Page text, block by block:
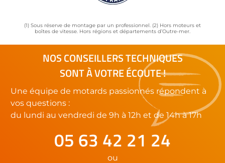
(1) Sous réserve de montage par un professionnel. (2) Hors moteurs et
boîtes de vitesse. Hors régions et départements d’Outre-mer.
NOS CONSEILLERS TECHNIQUES
SONT À VOTRE ÉCOUTE !
Une équipe de motards passionnés répondent à
vos questions :
du lundi au vendredi de 9h à 12h et de 14h à 17h
05 63 42 21 24
ou